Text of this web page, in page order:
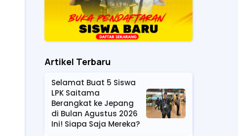
Artikel Terbaru
Selamat Buat 5 Siswa
LPK Saitama
Berangkat ke Jepang
di Bulan Agustus 2026
Ini! Siapa Saja Mereka?